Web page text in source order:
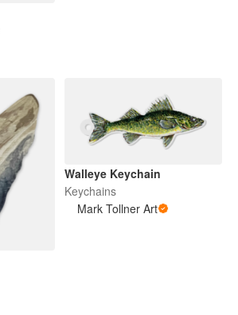
Walleye Keychain
Keychains
Mark Tollner Art